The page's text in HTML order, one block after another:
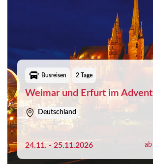
Busreisen 2 Tage
Weimar und Erfurt im Advent
Deutschland
24.11. - 25.11.2026 ab